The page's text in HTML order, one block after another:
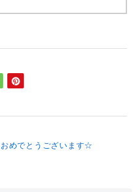
めでとうございます☆